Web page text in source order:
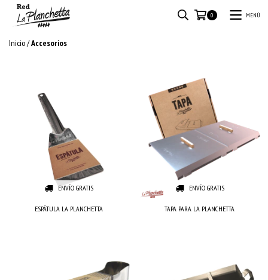
0 MENÚ
Inicio/Accesorios
ENVÍO GRATIS
ESPÁTULA LA PLANCHETTA
ENVÍO GRATIS
TAPA PARA LA PLANCHETTA